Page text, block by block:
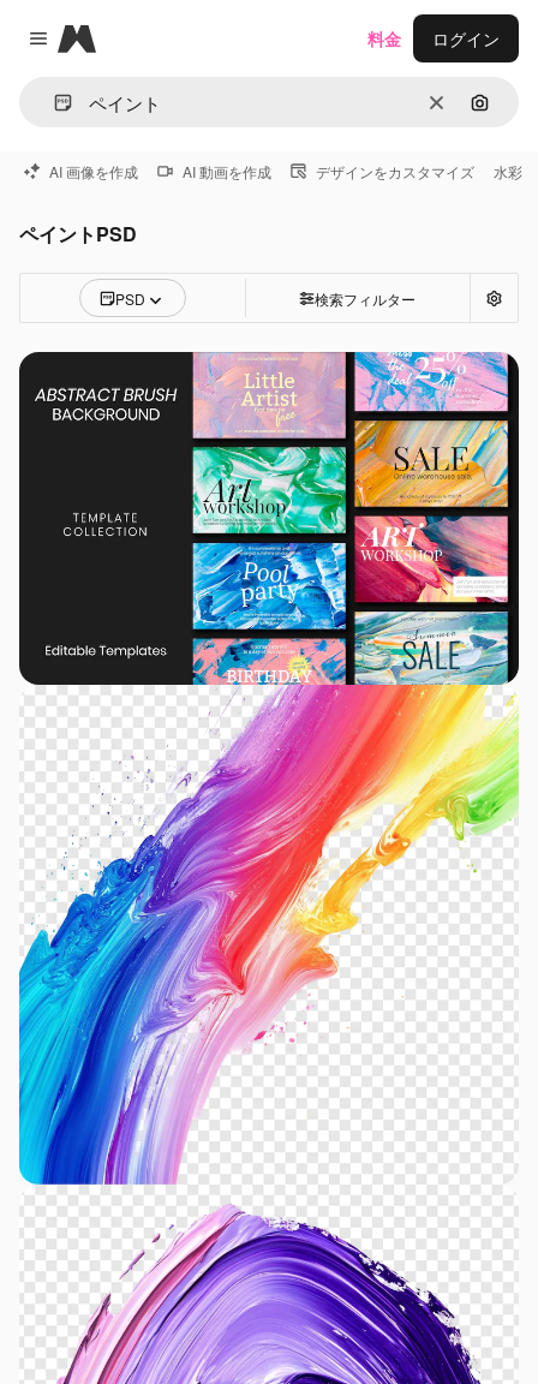
Close menu
Magnific
消去 画像で
料金 ログイン
AI 画像を作成 AI 動画を作成 デザインをカスタマイズ 水彩
ペイントPSD
PSD 検索フィルター